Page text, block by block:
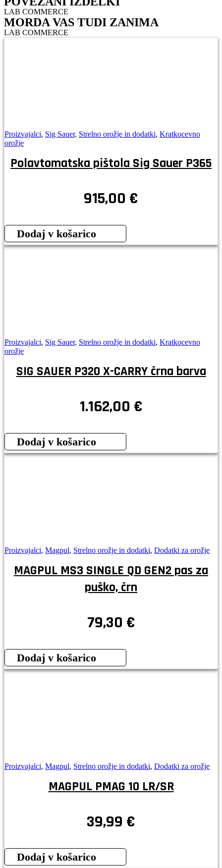
LAB COMMERCE
MORDA VAS TUDI ZANIMA
LAB COMMERCE
Proizvajalci, Sig Sauer, Strelno orožje in dodatki, Kratkocevno
orožje
Polavtomatska pištola Sig Sauer P365
915,00 €
Dodaj v košarico
Proizvajalci, Sig Sauer, Strelno orožje in dodatki, Kratkocevno
orožje
SIG SAUER P320 X-CARRY črna barva
1.162,00 €
Dodaj v košarico
Proizvajalci, Magpul, Strelno orožje in dodatki, Dodatki za orožje
MAGPUL MS3 SINGLE QD GEN2 pas za
puško, črn
79,30 €
Dodaj v košarico
Proizvajalci, Magpul, Strelno orožje in dodatki, Dodatki za orožje
MAGPUL PMAG 10 LR/SR
39,99 €
Dodaj v košarico